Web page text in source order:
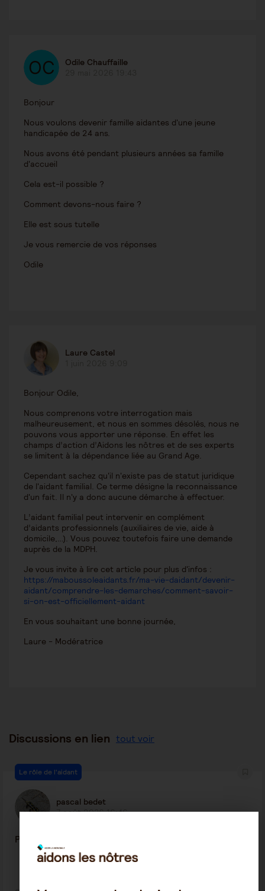
Odile Chauffaille
Bonjour
Nous voulons devenir famille aidantes d'une jeune
handicapée de 24 ans.
Nous avons été pendant plusieurs années sa famille
d'accueil
Cela est-il possible ?
Comment devons-nous faire ?
Elle est sous tutelle
Je vous remercie de vos réponses
Odile
Laure Castel
Bonjour Odile,
Nous comprenons votre interrogation mais
malheureusement, et nous en sommes désolés, nous ne
pouvons vous apporter une réponse. En effet les
champs d’action d’Aidons les nôtres et de ses experts
se limitent à la dépendance liée au Grand Age.
Cependant sachez qu'il n'existe pas de statut juridique
de l'aidant familial. Ce terme désigne la reconnaissance
d'un fait. Il n'y a donc aucune démarche à effectuer.
L’aidant familial peut intervenir en complément
d’aidants professionnels (auxiliaires de vie, aide à
domicile,…). Vous pouvez toutefois faire une demande
auprès de la MDPH.
Je vous invite à lire cet article pour plus d'infos :
https://maboussoleaidants.fr/ma-vie-daidant/devenir-
aidant/comprendre-les-demarches/comment-savoir-
si-on-est-officiellement-aidant
En vous souhaitant une bonne journée,
Laure - Modératrice
Discussions en lien tout voir
Le rôle de l'aidant
pascal bedet
7 août 2026 16:46
Payement ephad